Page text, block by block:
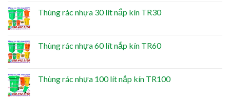
Thùng rác nhựa 30 lít nắp kín TR30
Thùng rác nhựa 60 lít nắp kín TR60
Thùng rác nhựa 100 lít nắp kín TR100